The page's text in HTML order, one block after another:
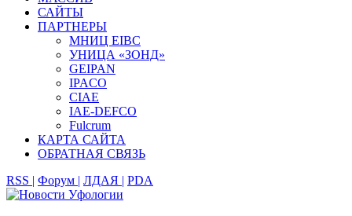
САЙТЫ
ПАРТНЕРЫ
МНИЦ EIBC
УНИЦА «ЗОНД»
GEIPAN
IPACO
CIAE
IAE-DEFCO
Fulcrum
КАРТА САЙТА
ОБРАТНАЯ СВЯЗЬ
RSS | Форум | ЛДАЯ | PDA